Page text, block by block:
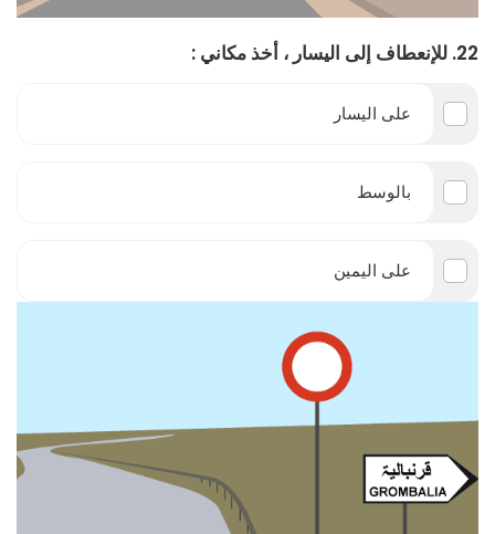
22. للإنعطاف إلى اليسار ، أخذ مكاني :
على اليسار
بالوسط
على اليمين